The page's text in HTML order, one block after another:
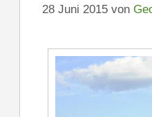
28 Juni 2015 von